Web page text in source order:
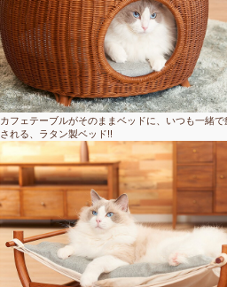
カフェテーブルがそのままベッドに、いつも一緒で
される、ラタン製ベッド!!